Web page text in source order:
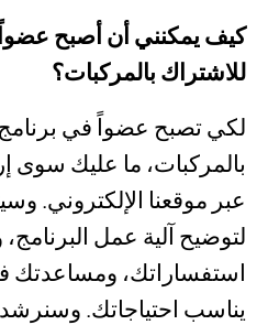
كيف يمكنني أن أصبح
للاشتراك بالمركبات؟
لكي تصبح عضواً في
بالمركبات، ما عليك سوى
عبر موقعنا الإلكتروني.
لتوضيح آلية عمل البرنامج،
استفساراتك، ومساعدتك
يناسب احتياجاتك.